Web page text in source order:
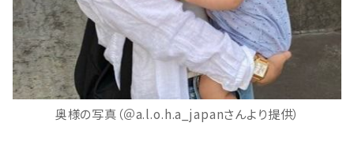
奥様の写真（＠a.l.o.h.a_japanさんより提供）